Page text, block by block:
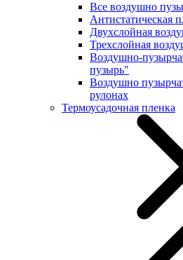
Все воздушно
Антистатическая
Двухслойная
Трехслойная
Воздушно-
пузырь"
Воздушно
рулонах
Термоусадочная пленка